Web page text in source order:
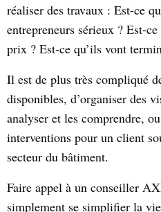
réaliser des travaux : Est-ce
entrepreneurs sérieux ? Est-
prix ? Est-ce qu’ils vont
Il est de plus très compliqué
disponibles, d’organiser des
analyser et les comprendre,
interventions pour un client
secteur du bâtiment.
Faire appel à un conseiller
simplement se simplifier la